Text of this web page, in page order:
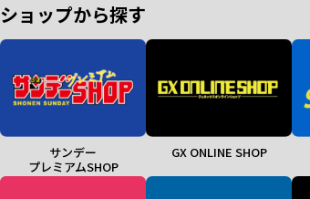
ショップから探す
サンデー
プレミアムSHOP
GX ONLINE SHOP